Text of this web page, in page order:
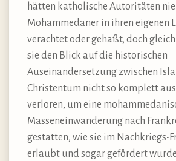
hätten katholische Autoritäten
Mohammedaner in ihren eigenen
verachtet oder gehaßt, doch
sie den Blick auf die historischen
Auseinandersetzung zwischen
Christentum nicht so komplett
verloren, um eine
Masseneinwanderung nach
gestatten, wie sie im Nachkriegs-
erlaubt und sogar gefördert